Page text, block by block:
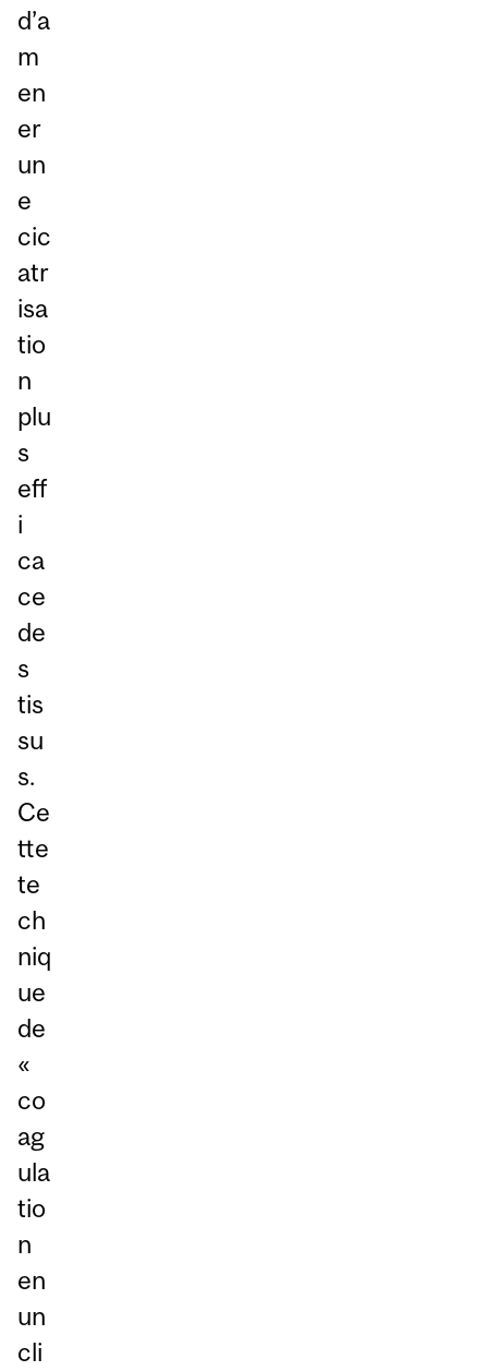
d’a
m
en
er
un
e
cic
atr
isa
tio
n
plu
s
eff
i
ca
ce
de
s
tis
su
s.
Ce
tte
te
ch
niq
ue
de
«
co
ag
ula
tio
n
en
un
cli